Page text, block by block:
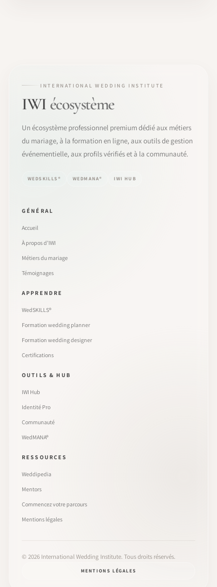
INTERNATIONAL WEDDING INSTITUTE
IWI écosystème
Un écosystème professionnel premium dédié aux métiers
du mariage, à la formation en ligne, aux outils de gestion
événementielle, aux profils vérifiés et à la communauté.
WEDSKILLS® WEDMANA® IWI HUB
GÉNÉRAL
Accueil
À propos d’IWI
Métiers du mariage
Témoignages
APPRENDRE
WedSKILLS®
Formation wedding planner
Formation wedding designer
Certifications
OUTILS & HUB
IWI Hub
Identité Pro
Communauté
WedMANA®
RESSOURCES
Weddipedia
Mentors
Commencez votre parcours
Mentions légales
© 2026 International Wedding Institute. Tous droits réservés.
MENTIONS LÉGALES